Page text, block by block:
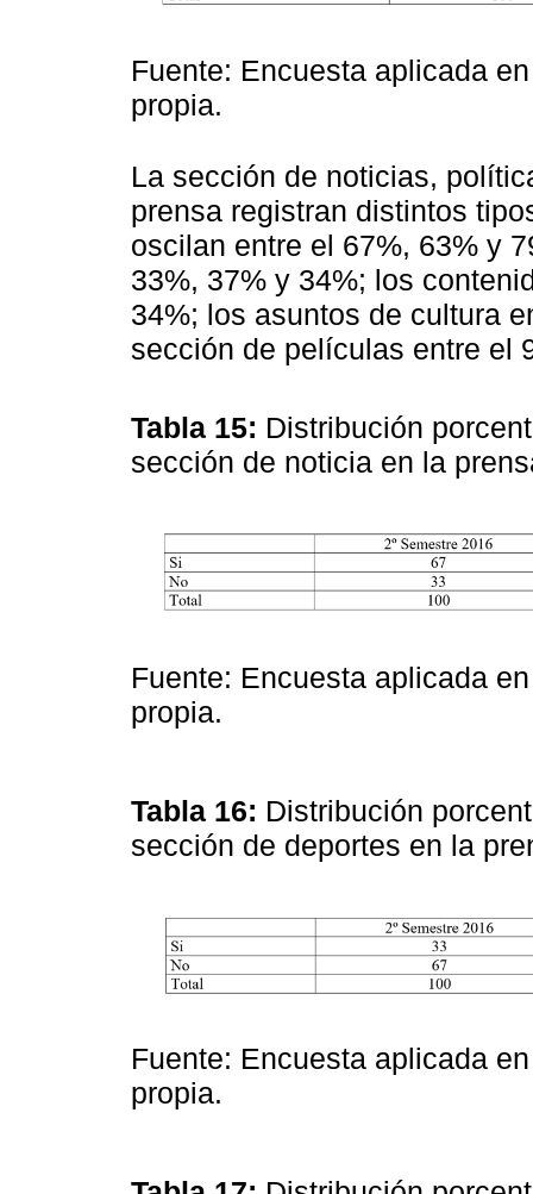
Fuente: Encuesta aplicada
propia.
La sección de noticias,
prensa registran distintos
oscilan entre el 67%, 63% y
33%, 37% y 34%; los
34%; los asuntos de cultura
sección de películas entre el
Tabla 15: Distribución
sección de noticia en la
Fuente: Encuesta aplicada
propia.
Tabla 16: Distribución
sección de deportes en la
Fuente: Encuesta aplicada
propia.